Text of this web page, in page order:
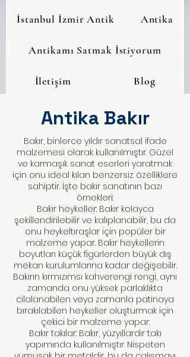
İstanbul İzmir Antik Antika
Antikamı Satmak İstiyorum
İletişim Blog
Antika Bakır
Bakır, binlerce yıldır sanatsal ifade
malzemesi olarak kullanılmıştır. Güzel
ve karmaşık sanat eserleri yaratmak
için onu ideal kılan benzersiz özelliklere
sahiptir. İşte bakır sanatının bazı
örnekleri:
Bakır heykeller: Bakır kolayca
şekillendirilebilir ve kalıplanabilir, bu da
onu heykeltıraşlar için popüler bir
malzeme yapar. Bakır heykellerin
boyutları küçük figürlerden büyük dış
mekan kurulumlarına kadar değişebilir.
Bakırın kırmızımsı kahverengi rengi, aynı
zamanda onu yüksek parlaklıkta
cilalanabilen veya zamanla patinaya
bırakılabilen heykeller oluşturmak için
çekici bir malzeme yapar.
Bakır takılar: Bakır, yüzyıllardır takı
yapımında kullanılmıştır. Nispeten